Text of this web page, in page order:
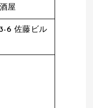
屋
6 佐藤ビル